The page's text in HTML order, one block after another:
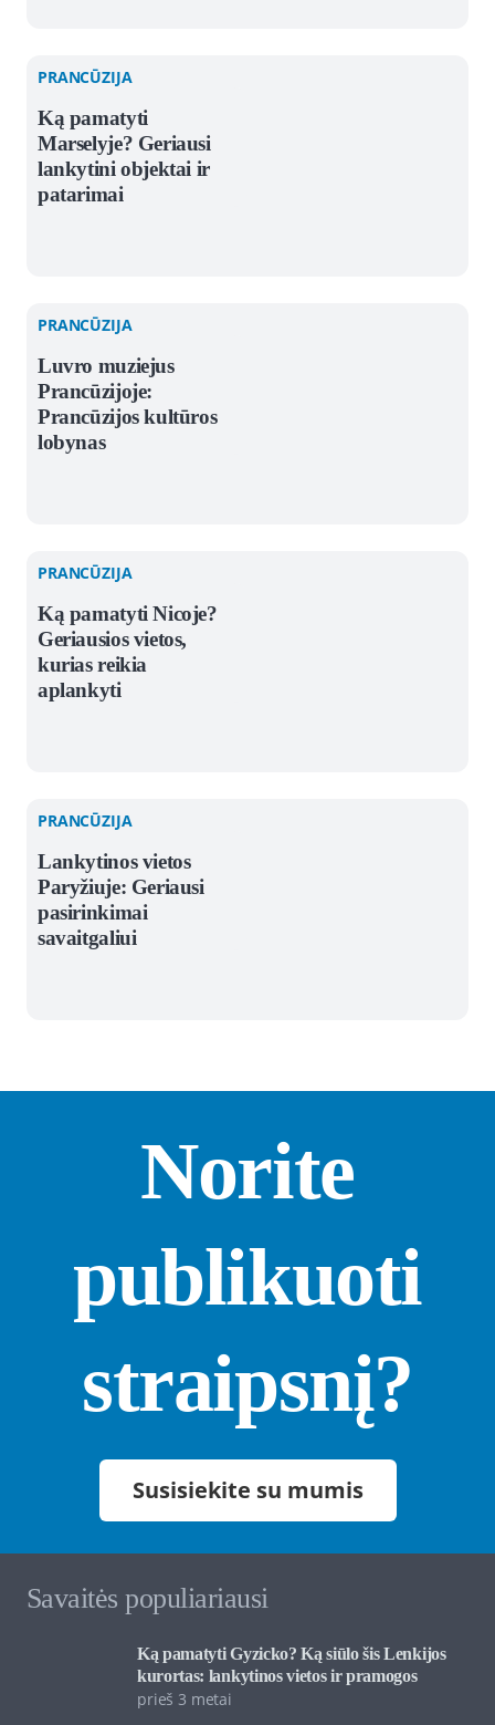
PRANCŪZIJA
Ką pamatyti
Marselyje? Geriausi
lankytini objektai ir
patarimai
PRANCŪZIJA
Luvro muziejus
Prancūzijoje:
Prancūzijos kultūros
lobynas
PRANCŪZIJA
Ką pamatyti Nicoje?
Geriausios vietos,
kurias reikia
aplankyti
PRANCŪZIJA
Lankytinos vietos
Paryžiuje: Geriausi
pasirinkimai
savaitgaliui
Norite
publikuoti
straipsnį?
Susisiekite su mumis
Savaitės populiariausi
Ką pamatyti Gyzicko? Ką siūlo šis Lenkijos
kurortas: lankytinos vietos ir pramogos
prieš 3 metai